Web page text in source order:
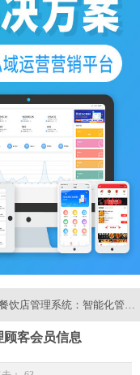
饮店管理系统：智能化管理
客会员信息